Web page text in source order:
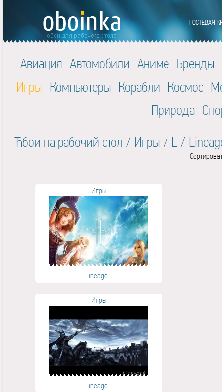
Авиация Автомобили Аниме Бренды
Игры Компьютеры Корабли Космос
Природа
Ћбои на рабочий стол / Игры / L /
Игры
Lineage II
Игры
Lineage II